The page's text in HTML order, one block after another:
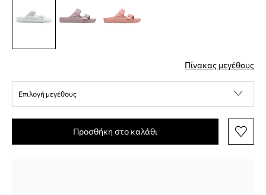
Πίνακας μεγέθους
Επιλογή μεγέθους
Προσθήκη στο καλάθι